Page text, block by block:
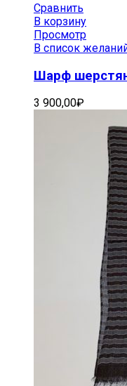
Сравнить
В корзину
Просмотр
В список
Шарф
3 900,00₽